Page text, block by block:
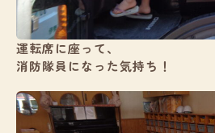
運転席に座って、
消防隊員になった気持ち！